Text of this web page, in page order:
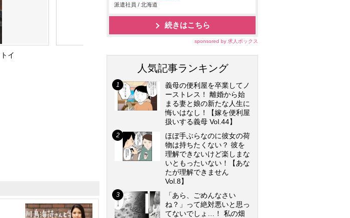
トイ
派遣社員 / 北海道
続きはこちら
sponsored by 求人ボックス
人気記事ランキング
義母の便利屋を卒業してノ
ーストレス！ 離婚から始
まる妻と娘の新たな人生に
悔いはなし！【嫁を便利屋
扱いする義母 Vol.44】
ほぼ手ぶらなのに彼女の荷
物は持ちたくない？ 彼を
理解できないけど楽しまな
いともったいない！【あな
たが理解できません
Vol.8】
「あら、ごめんなさい
ね？」って絶対悪いと思っ
てないでしょ…！ 私の畑